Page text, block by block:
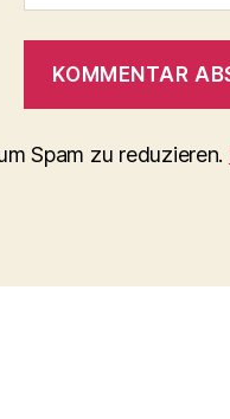
Spam zu reduzieren.